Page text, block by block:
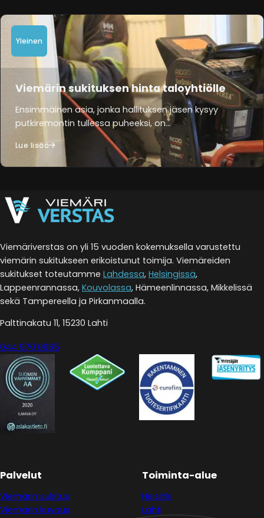
Yleinen
Viemärin sukituksen hinta taloyhtiölle
Ensimmäinen asia, jonka hallituksen jäsen kysyy
putkiremontin tullessa puheeksi, on…
Lue lisää
Viemäriverstas on yli 15 vuoden kokemuksella varustettu
viemärin sukitukseen erikoistunut toimija. Viemäreiden
sukitukset toteutamme Lahdessa, Helsingissä,
Lappeenrannassa, Kouvolassa, Hämeenlinnassa, Mikkelissä
sekä Tampereella ja Pirkanmaalla.
Palttinakatu 11, 15230 Lahti
044 970 0965
Palvelut
Viemärin sukitus
Viemärin kuvaus
Toiminta-alue
Helsinki
Lahti